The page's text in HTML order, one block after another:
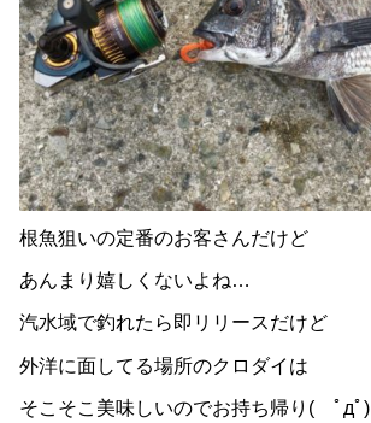
根魚狙いの定番のお客さんだけど
あんまり嬉しくないよね…
汽水域で釣れたら即リリースだけど
外洋に面してる場所のクロダイは
そこそこ美味しいのでお持ち帰り( ﾟдﾟ)